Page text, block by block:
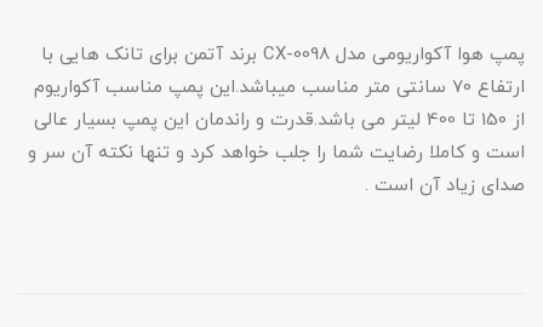
پمپ هوا آکواریومی مدل CX-0098 برند آتمن برای تانک هایی با
ارتفاع 70 سانتی متر مناسب میباشد.این پمپ مناسب آکواریوم
از 150 تا 400 لیتر می باشد.قدرت و راندمان این پمپ بسیار عالی
است و کاملا رضایت شما را جلب خواهد کرد و تنها نکته آن سر و
صدای زیاد آن است .